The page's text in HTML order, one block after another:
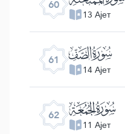
60
13 Ајет
61 ﯪ
14 Ајет
62 ﯫ
11 Ајет